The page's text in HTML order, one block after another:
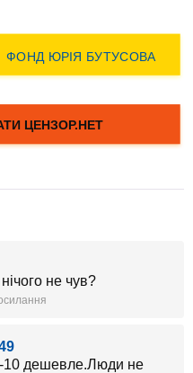
не чув?
10 дешевле.Люди не